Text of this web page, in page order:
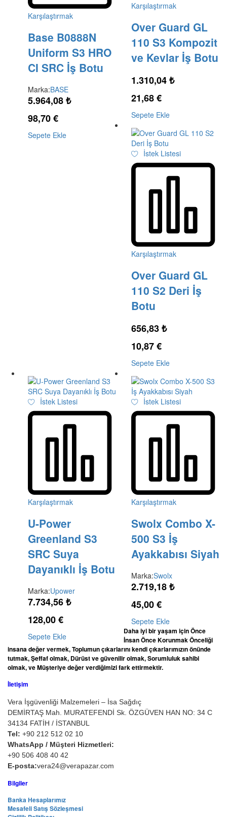
Karşılaştırmak
Base B0888N
Uniform S3 HRO
CI SRC İş Botu
Marka:BASE
5.964,08₺
98,70€
Sepete Ekle
Karşılaştırmak
Over Guard GL
110 S3 Kompozit
ve Kevlar İş Botu
1.310,04₺
21,68€
Sepete Ekle
İstek Listesi
Karşılaştırmak
Over Guard GL
110 S2 Deri İş
Botu
656,83₺
10,87€
Sepete Ekle
İstek Listesi
Karşılaştırmak
U-Power
Greenland S3
SRC Suya
Dayanıklı İş Botu
Marka:Upower
7.734,56₺
128,00€
Sepete Ekle
İstek Listesi
Karşılaştırmak
Swolx Combo X-
500 S3 İş
Ayakkabısı Siyah
Marka:Swolx
2.719,18₺
45,00€
Sepete Ekle
Daha iyi bir yaşam için Önce
İnsan Önce Korunmak Önceliği
insana değer vermek, Toplumun çıkarlarını kendi çıkarlarımızın önünde
tutmak, Şeffaf olmak, Dürüst ve güvenilir olmak, Sorumluluk sahibi
olmak, ve Müşteriye değer verdiğimizi fark ettirmektir.
İletişim
Vera İşgüvenliği Malzemeleri – İsa Sağdıç
DEMİRTAŞ Mah. MURATEFENDİ Sk. ÖZGÜVEN HAN NO: 34 C
34134 FATİH / İSTANBUL
Tel: +90 212 512 02 10
WhatsApp / Müşteri Hizmetleri:
+90 506 408 40 42
E-posta:vera24@verapazar.com
Bilgiler
Banka Hesaplarımız
Mesafeli Satış Sözleşmesi